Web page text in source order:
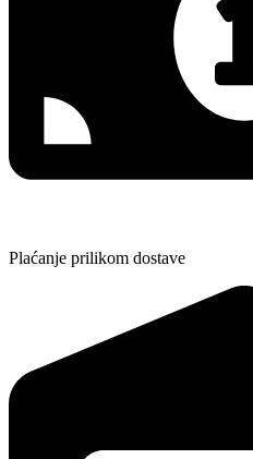
Plaćanje prilikom dostave